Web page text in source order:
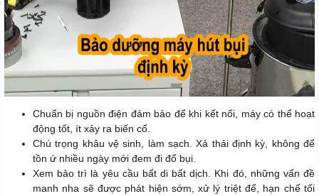
Chuẩn bị nguồn điện đảm bảo để khi kết nối, máy có thể hoạt
động tốt, ít xảy ra biến cố.
Chú trọng khâu vệ sinh, làm sạch. Xả thải định kỳ, không để
tồn ứ nhiều ngày mới đem đi đổ bụi.
Xem bảo trì là yêu cầu bất di bất dịch. Khi đó, những vấn đề
manh nha sẽ được phát hiện sớm, xử lý triệt để, hạn chế tối